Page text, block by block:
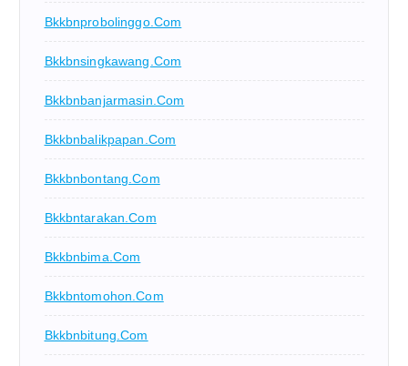
Bkkbnprobolinggo.com
Bkkbnsingkawang.com
Bkkbnbanjarmasin.com
Bkkbnbalikpapan.com
Bkkbnbontang.com
Bkkbntarakan.com
Bkkbnbima.com
Bkkbntomohon.com
Bkkbnbitung.com